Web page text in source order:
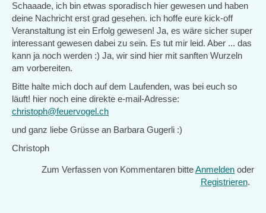
Schaaade, ich bin etwas sporadisch hier gewesen und haben
deine Nachricht erst grad gesehen. ich hoffe eure kick-off
Veranstaltung ist ein Erfolg gewesen! Ja, es wäre sicher super
interessant gewesen dabei zu sein. Es tut mir leid. Aber ... das
kann ja noch werden :) Ja, wir sind hier mit sanften Wurzeln
am vorbereiten.
Bitte halte mich doch auf dem Laufenden, was bei euch so
läuft! hier noch eine direkte e-mail-Adresse:
christoph@feuervogel.ch
und ganz liebe Grüsse an Barbara Gugerli :)
Christoph
Zum Verfassen von Kommentaren bitteAnmelden oder
Registrieren.